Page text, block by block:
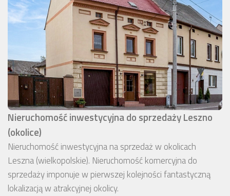
Nieruchomość inwestycyjna do sprzedaży Leszno
(okolice)
Nieruchomość inwestycyjna na sprzedaż w okolicach
Leszna (wielkopolskie). Nieruchomość komercyjna do
sprzedaży imponuje w pierwszej kolejności fantastyczną
lokalizacją w atrakcyjnej okolicy.